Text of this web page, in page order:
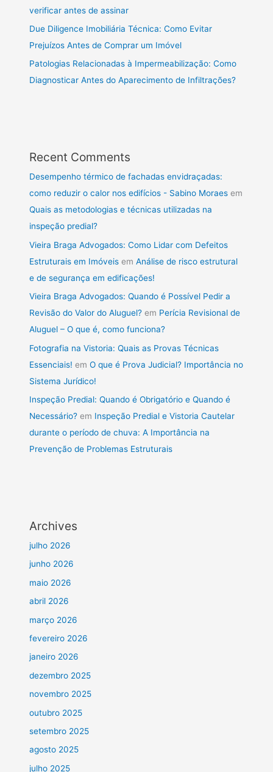
verificar antes de assinar
Due Diligence Imobiliária Técnica: Como Evitar
Prejuízos Antes de Comprar um Imóvel
Patologias Relacionadas à Impermeabilização: Como
Diagnosticar Antes do Aparecimento de Infiltrações?
Recent Comments
Desempenho térmico de fachadas envidraçadas:
como reduzir o calor nos edifícios - Sabino Moraes em
Quais as metodologias e técnicas utilizadas na
inspeção predial?
Vieira Braga Advogados: Como Lidar com Defeitos
Estruturais em Imóveis emAnálise de risco estrutural
e de segurança em edificações!
Vieira Braga Advogados: Quando é Possível Pedir a
Revisão do Valor do Aluguel? em Perícia Revisional de
Aluguel – O que é, como funciona?
Fotografia na Vistoria: Quais as Provas Técnicas
Essenciais! emO que é Prova Judicial? Importância no
Sistema Jurídico!
Inspeção Predial: Quando é Obrigatório e Quando é
Necessário? em Inspeção Predial e Vistoria Cautelar
durante o período de chuva: A Importância na
Prevenção de Problemas Estruturais
Archives
julho 2026
junho 2026
maio 2026
abril 2026
março 2026
fevereiro 2026
janeiro 2026
dezembro 2025
novembro 2025
outubro 2025
setembro 2025
agosto 2025
julho 2025